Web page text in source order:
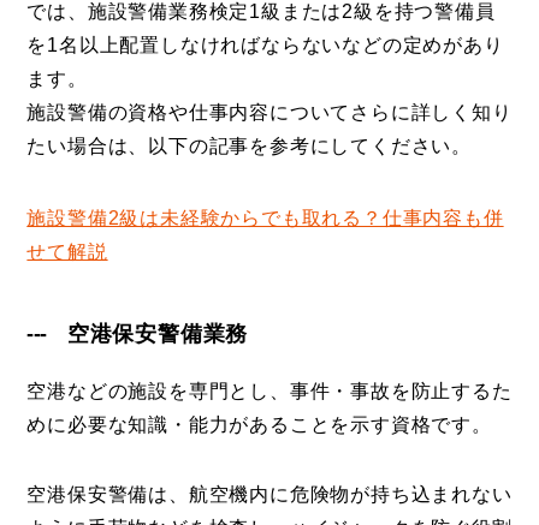
では、施設警備業務検定1級または2級を持つ警備員
を1名以上配置しなければならないなどの定めがあり
ます。
施設警備の資格や仕事内容についてさらに詳しく知り
たい場合は、以下の記事を参考にしてください。
施設警備2級は未経験からでも取れる？仕事内容も併
せて解説
空港保安警備業務
空港などの施設を専門とし、事件・事故を防止するた
めに必要な知識・能力があることを示す資格です。
空港保安警備は、航空機内に危険物が持ち込まれない